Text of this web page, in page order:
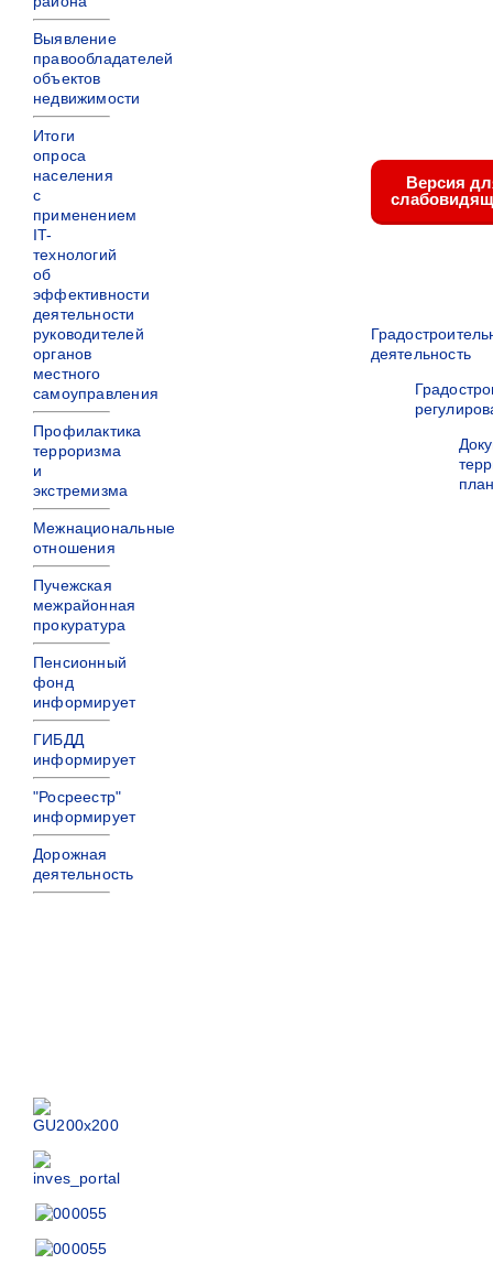
Выявление
правообладателей
объектов
недвижимости
Итоги
опроса
населения
с
применением
IT-
технологий
об
эффективности
деятельности
руководителей
органов
местного
самоуправления
Профилактика
терроризма
и
экстремизма
Межнациональные
отношения
Пучежская
межрайонная
прокуратура
Пенсионный
фонд
информирует
ГИБДД
информирует
"Росреестр"
информирует
Дорожная
деятельность
Версия
деятельность